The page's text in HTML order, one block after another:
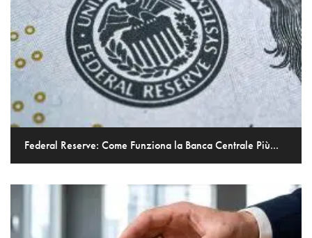
Federal Reserve: Come Funziona la Banca Centrale Più...